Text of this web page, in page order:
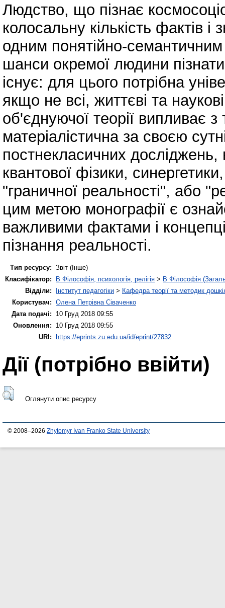
Людство, що пізнає
колосальну кількість фактів
одним понятійно-
шанси окремої людини
існує: для цього потрібна
якщо не всі, життєві та
об'єднуючої теорії випливає
матеріалістична за своєю
постнекласичних досліджень,
квантової фізики,
"граничної реальності", або
цим метою монографії є
важливими фактами і
пізнання реальності.
Тип ресурсу: Звіт (Інше)
Класифікатор:
B Філософія, психологія, релігія > B Філософія
Відділи:
Інститут педагогіки > Кафедра теорії та методик
Користувач: Олена Петрівна Сіваченко
Дата подачі:
10 Груд 2018 09:55
Оновлення:
10 Груд 2018 09:55
URI: https://eprints.zu.edu.ua/id/eprint/27832
Дії ​​(потрібно ввійти)
Оглянути опис ресурсу
© 2008–2026 Zhytomyr Ivan Franko State University